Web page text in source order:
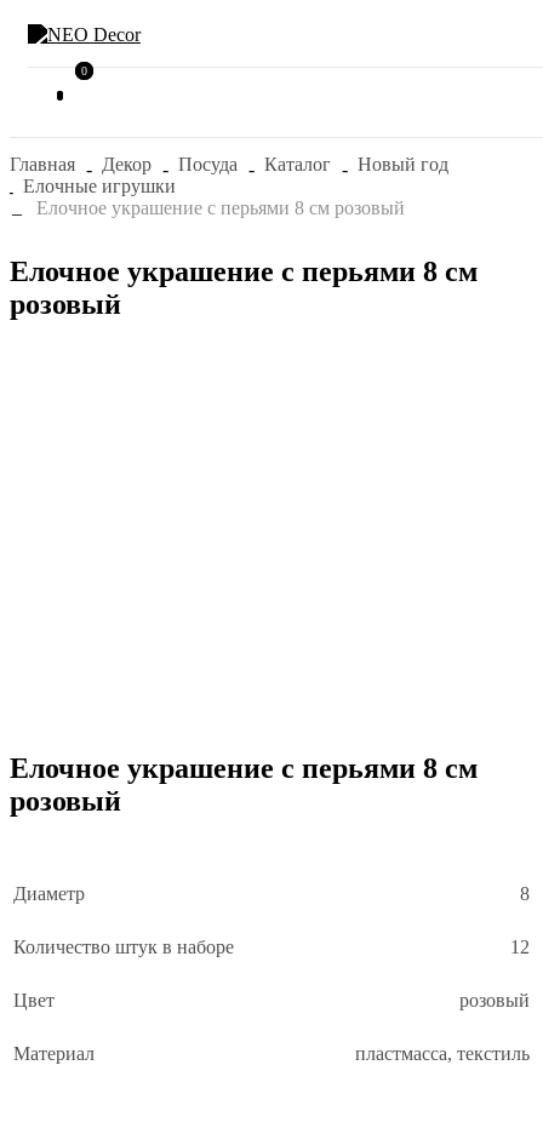
0
0
Главная Декор Посуда Каталог
Новый год
Елочные игрушки
Елочное украшение с перьями 8 см розовый
Елочное украшение с перьями 8 см
розовый
Елочное украшение с перьями 8 см
розовый
Диаметр 8
Количество штук в наборе 12
Цвет розовый
Материал пластмасса, текстиль